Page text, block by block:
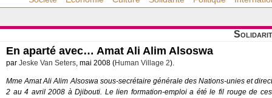
En aparté avec… Amat Ali Alim Alsoswa
par Jeske Van Seters, mai 2008 (Human Village 2).
Mme Amat Ali Alim Alsoswa sous-secrétaire générale des Nations-unies et
2 au 4 avril 2008 à Djibouti. Le lien formation-emploi a été le fil rouge de